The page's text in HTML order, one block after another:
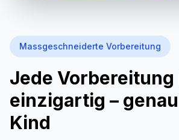
Massgeschneiderte Vorbereitung
Jede Vorbereitung
einzigartig –
Kind